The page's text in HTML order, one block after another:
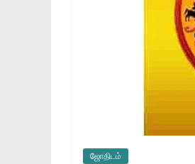
ஜோ‌திட‌ம்